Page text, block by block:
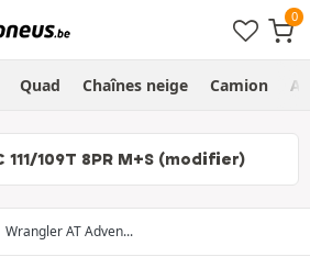
Quad Chaînes neige Camion
111/109T 8PR M+S (modifier)
Wrangler AT Adven...